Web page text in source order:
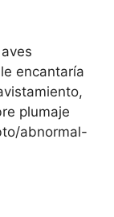
encantaría
plumaje
abnormal-